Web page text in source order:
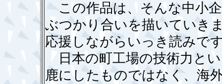
この作品は、そんな中小
ぶつかり合いを描いていき
応援しながらいっき読みで
日本の町工場の技術力と
鹿にしたものではなく、海